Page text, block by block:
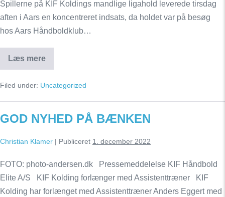
Spillerne på KIF Koldings mandlige ligahold leverede tirsdag
aften i Aars en koncentreret indsats, da holdet var på besøg
hos Aars Håndboldklub…
Læs mere
Solid
KIF-
i
nordjyske
Filed under: Uncategorized
GOD NYHED PÅ BÆNKEN
Christian Klamer | Publiceret 1. december 2022
FOTO: photo-andersen.dk Pressemeddelelse KIF Håndbold
Elite A/S KIF Kolding forlænger med Assistenttræner KIF
Kolding har forlænget med Assistenttræner Anders Eggert med